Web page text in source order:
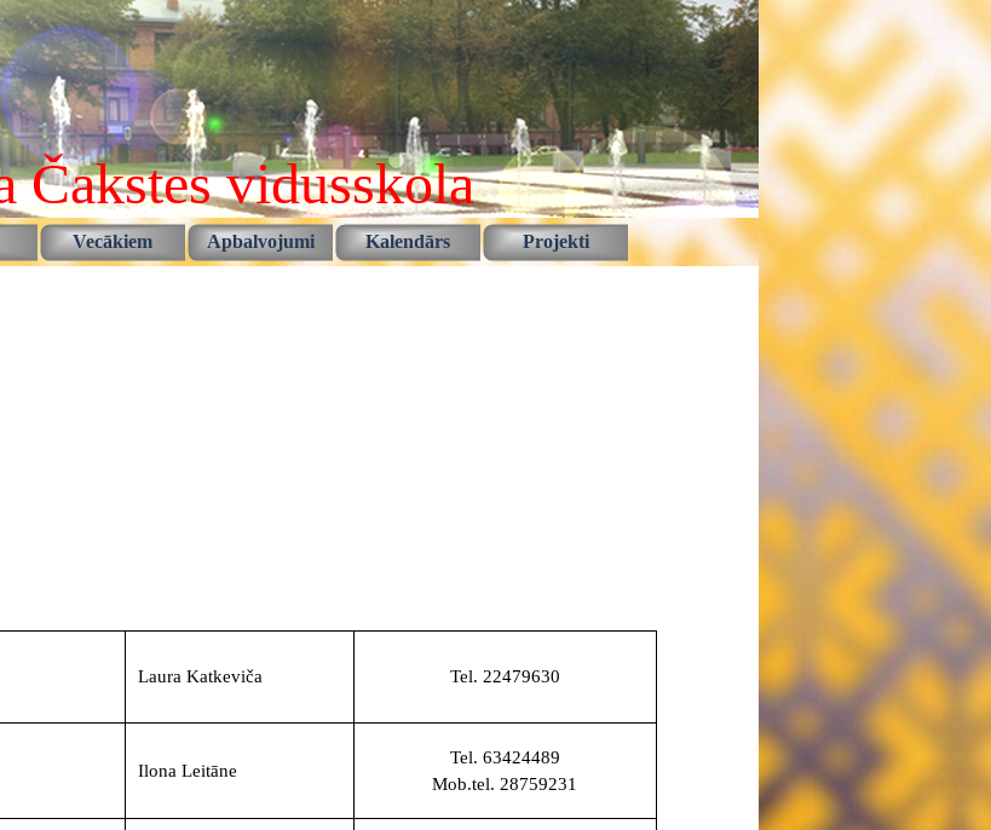
Čakstes vidusskola
Izlaist izvēlni
▼
Vecākiem ▼
Apbalvojumi ▼
Kalendārs ▼
Projekti ▼
Laura Katkeviča Tel. 22479630
Ilona Leitāne
Tel. 63424489
Mob.tel. 28759231